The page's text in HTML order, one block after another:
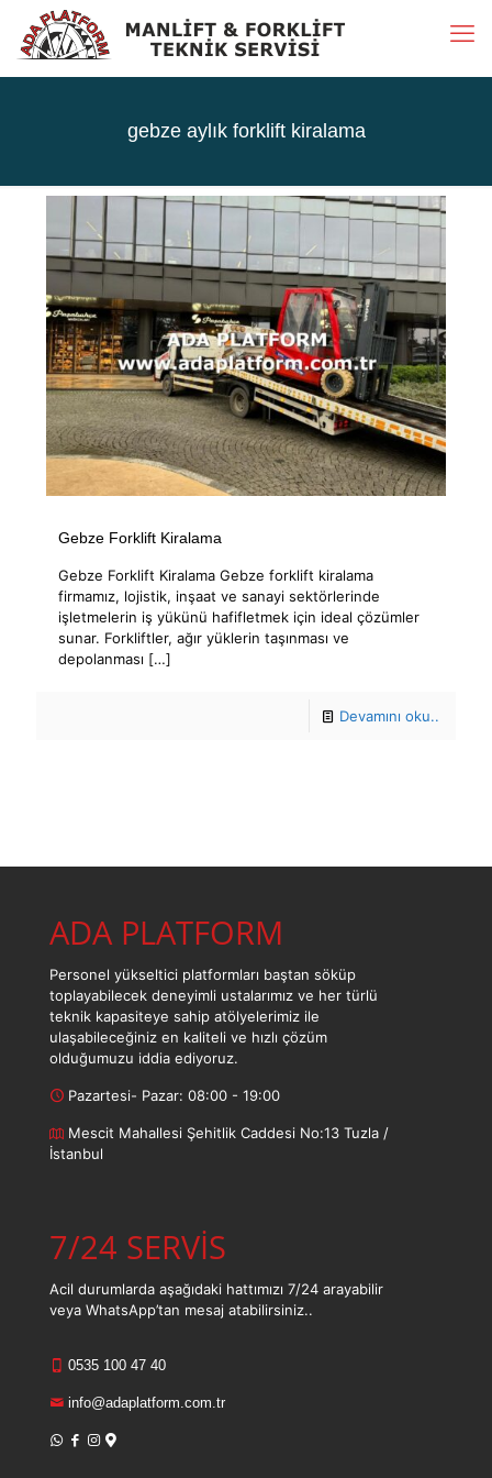
gebze aylık forklift kiralama
Gebze Forklift Kiralama
Gebze Forklift Kiralama Gebze forklift kiralama
firmamız, lojistik, inşaat ve sanayi sektörlerinde
işletmelerin iş yükünü hafifletmek için ideal çözümler
sunar. Forkliftler, ağır yüklerin taşınması ve
depolanması […]
Devamını oku..
ADA PLATFORM
Personel yükseltici platformları baştan söküp
toplayabilecek deneyimli ustalarımız ve her türlü
teknik kapasiteye sahip atölyelerimiz ile
ulaşabileceğiniz en kaliteli ve hızlı çözüm
olduğumuzu iddia ediyoruz.
Pazartesi- Pazar: 08:00 - 19:00
Mescit Mahallesi Şehitlik Caddesi No:13 Tuzla /
İstanbul
7/24 SERVİS
Acil durumlarda aşağıdaki hattımızı 7/24 arayabilir
veya WhatsApp’tan mesaj atabilirsiniz..
0535 100 47 40
info@adaplatform.com.tr